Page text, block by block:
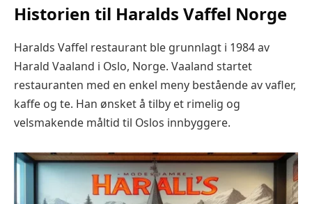
Historien til Haralds Vaffel Norge
Haralds Vaffel restaurant ble grunnlagt i 1984 av
Harald Vaaland i Oslo, Norge. Vaaland startet
restauranten med en enkel meny bestående av vafler,
kaffe og te. Han ønsket å tilby et rimelig og
velsmakende måltid til Oslos innbyggere.